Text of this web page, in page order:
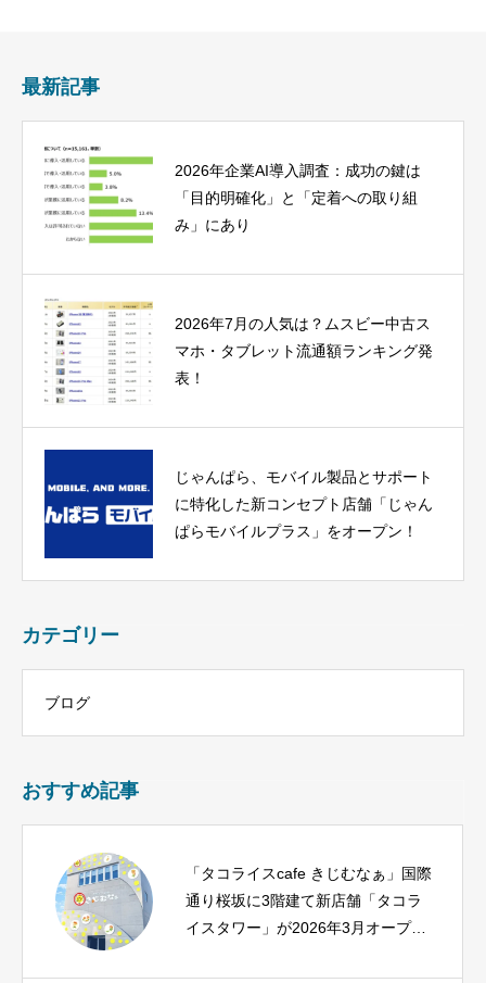
最新記事
2026年企業AI導入調査：成功の鍵は
「目的明確化」と「定着への取り組
み」にあり
2026年7月の人気は？ムスビー中古ス
マホ・タブレット流通額ランキング発
表！
じゃんぱら、モバイル製品とサポート
に特化した新コンセプト店舗「じゃん
ぱらモバイルプラス」をオープン！
カテゴリー
ブログ
おすすめ記事
「タコライスcafe きじむなぁ」国際
通り桜坂に3階建て新店舗「タコラ
イスタワー」が2026年3月オープン